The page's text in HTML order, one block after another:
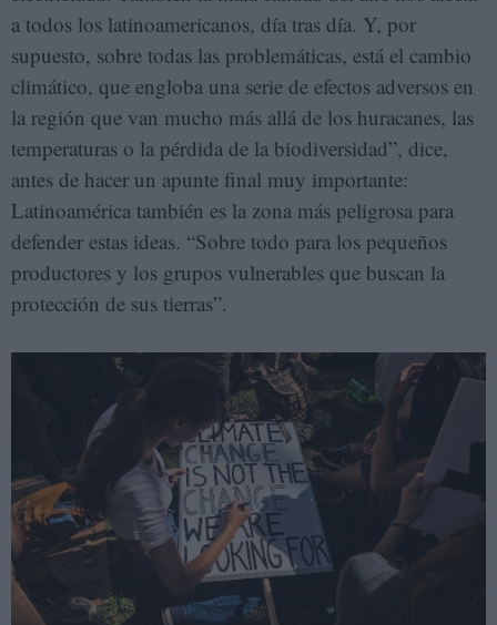
a todos los latinoamericanos, día tras día. Y, por
supuesto, sobre todas las problemáticas, está el cambio
climático, que engloba una serie de efectos adversos en
la región que van mucho más allá de los huracanes, las
temperaturas o la pérdida de la biodiversidad”, dice,
antes de hacer un apunte final muy importante:
Latinoamérica también es la zona más peligrosa para
defender estas ideas. “Sobre todo para los pequeños
productores y los grupos vulnerables que buscan la
protección de sus tierras”.